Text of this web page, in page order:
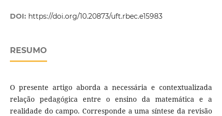
DOI: https://doi.org/10.20873/uft.rbec.e15983
RESUMO
O presente artigo aborda a necessária e contextualizada
relação pedagógica entre o ensino da matemática e a
realidade do campo. Corresponde a uma síntese da revisão